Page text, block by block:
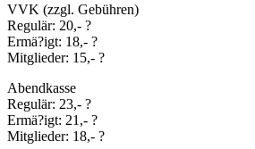
VVK (zzgl. Gebühren)
Regulär: 20,- ?
Ermä?igt: 18,- ?
Mitglieder: 15,- ?
Abendkasse
Regulär: 23,- ?
Ermä?igt: 21,- ?
Mitglieder: 18,- ?